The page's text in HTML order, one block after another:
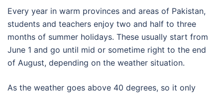
Every year in warm provinces and areas of Pakistan,
students and teachers enjoy two and half to three
months of summer holidays. These usually start from
June 1 and go until mid or sometime right to the end
of August, depending on the weather situation.
As the weather goes above 40 degrees, so it only